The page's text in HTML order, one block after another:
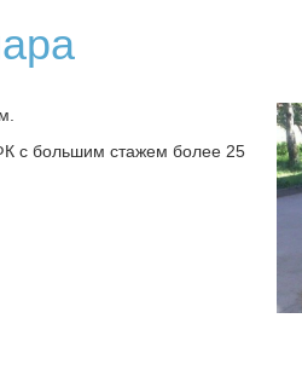
с большим стажем более 25